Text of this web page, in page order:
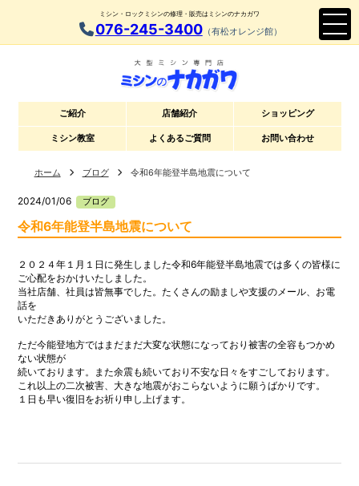
ミシン・ロックミシンの修理・販売はミシンのナカガワ
076-245-3400（有松オレンジ館）
ご紹介 店舗紹介 ショッピング
ミシン教室 よくあるご質問 お問い合わせ
ホーム ブログ 令和6年能登半島地震について
2024/01/06 ブログ
令和6年能登半島地震について
２０２４年１月１日に発生しました令和6年能登半島地震では多くの皆様に
ご心配をおかけいたしました。
当社店舗、社員は皆無事でした。たくさんの励ましや支援のメール、お電
話を
いただきありがとうございました。
ただ今能登地方ではまだまだ大変な状態になっており被害の全容もつかめ
ない状態が
続いております。また余震も続いており不安な日々をすごしております。
これ以上の二次被害、大きな地震がおこらないように願うばかりです。
１日も早い復旧をお祈り申し上げます。